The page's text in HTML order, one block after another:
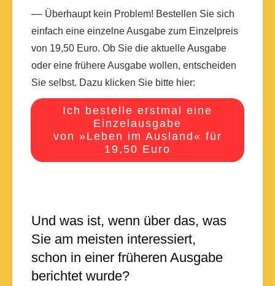
–– Überhaupt kein Problem! Bestellen Sie sich
einfach eine einzelne Ausgabe zum Einzelpreis
von 19,50 Euro. Ob Sie die aktuelle Ausgabe
oder eine frühere Ausgabe wollen, entscheiden
Sie selbst. Dazu klicken Sie bitte hier:
Ich bestelle erstmal eine
Einzelausgabe
von »Leben im Ausland« für
19,50 Euro
Und was ist, wenn über das, was
Sie am meisten interessiert,
schon in einer früheren Ausgabe
berichtet wurde?